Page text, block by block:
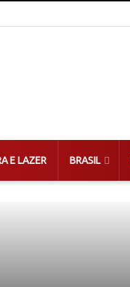
E LAZER BRASIL